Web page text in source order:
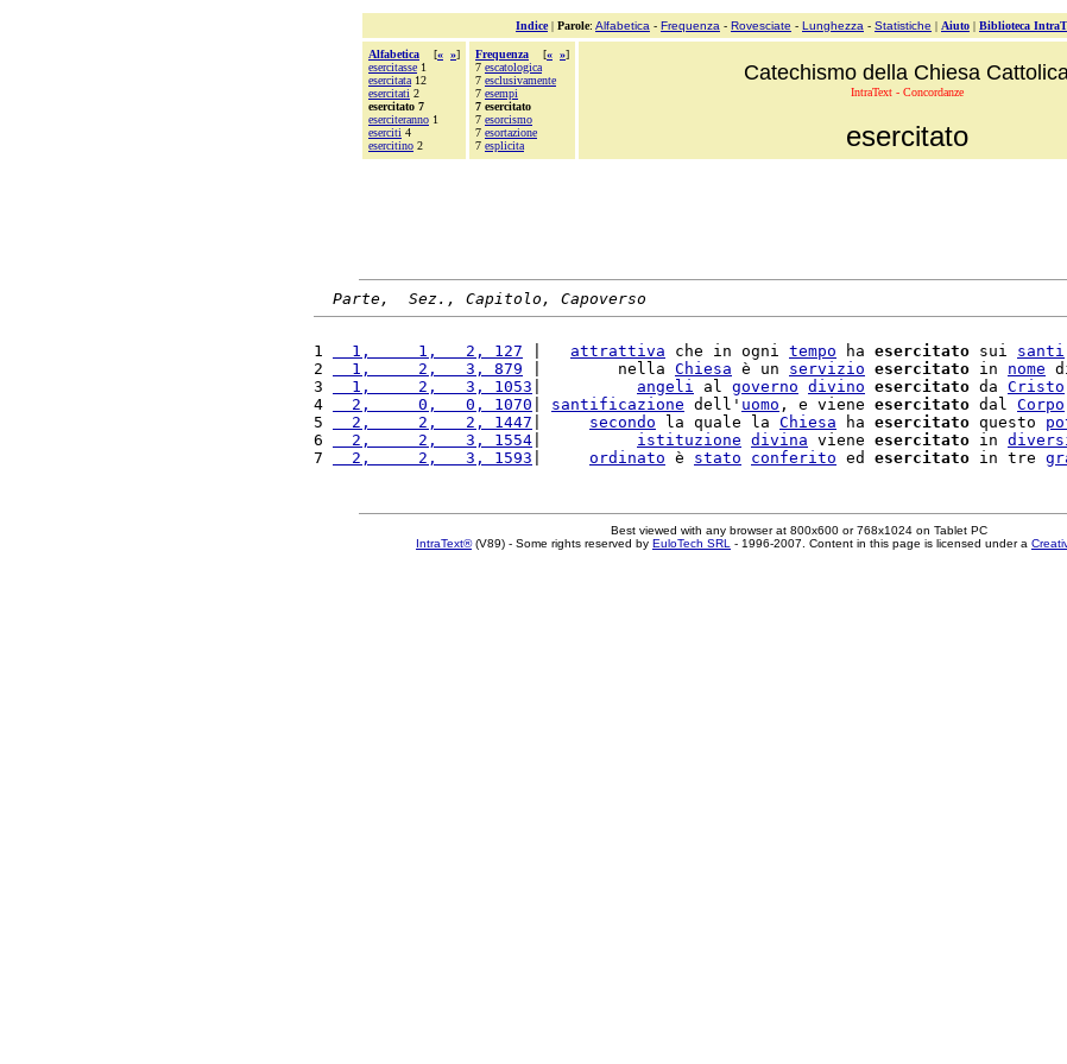
Indice| Parole: Alfabetica - Frequenza - Rovesciate - Lunghezza - Statistiche | Aiuto | Biblioteca
Alfabetica [« »]
esercitasse 1
esercitata 12
esercitati 2
esercitato 7
eserciteranno 1
eserciti 4
esercitino 2
Frequenza [« »]
7 escatologica
7 esclusivamente
7 esempi
7 esercitato
7 esorcismo
7 esortazione
7 esplicita
Catechismo della Chiesa
IntraText - Concordanze
esercitato
Parte,  Sez., Capitolo, Capoverso
1
  1,     1,   2, 127
attrattiva che in ogni tempo ha esercitato sui santi
2
  1,     2,   3, 879
|        nella Chiesa è un servizio esercitato in nome
3
  1,     2,   3, 1053
angeli al governo divino esercitato da Cristo
4
  2,     0,   0, 1070
santificazione dell' uomo , e viene esercitato dal Corpo
5
  2,     2,   2, 1447
secondo la quale la Chiesa ha esercitato questo
6
  2,     2,   3, 1554
istituzione divina viene esercitato in
7
  2,     2,   3, 1593
ordinato è stato conferito ed esercitato in tre
Best viewed with any browser at 800x600 or 768x1024 on Tablet PC
IntraText®(V89) - Some rights reserved by EuloTech SRL - 1996-2007. Content in this page is licensed under a